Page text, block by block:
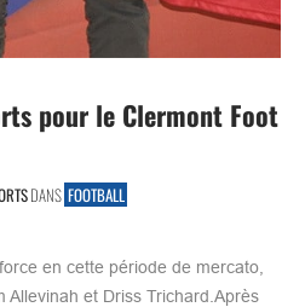
pour le Clermont Foot
DANS FOOTBALL
en cette période de mercato,
Allevinah et Driss Trichard.Après